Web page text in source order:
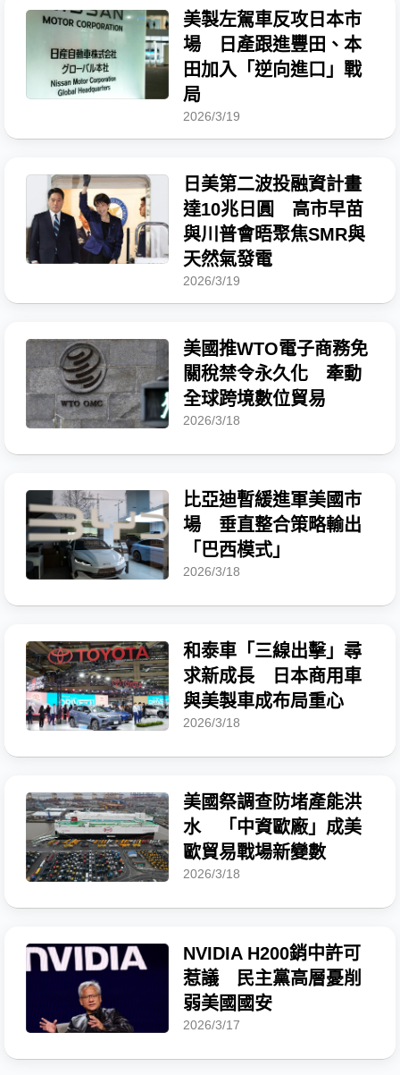
美製左駕車反攻日本市
場 日產跟進豐田、本
田加入「逆向進口」戰
局
2026/3/19
日美第二波投融資計畫
達10兆日圓 高市早苗
與川普會晤聚焦SMR與
天然氣發電
2026/3/19
美國推WTO電子商務免
關稅禁令永久化 牽動
全球跨境數位貿易
2026/3/18
比亞迪暫緩進軍美國市
場 垂直整合策略輸出
「巴西模式」
2026/3/18
和泰車「三線出擊」尋
求新成長 日本商用車
與美製車成布局重心
2026/3/18
美國祭調查防堵產能洪
水 「中資歐廠」成美
歐貿易戰場新變數
2026/3/18
NVIDIA H200銷中許可
惹議 民主黨高層憂削
弱美國國安
2026/3/17